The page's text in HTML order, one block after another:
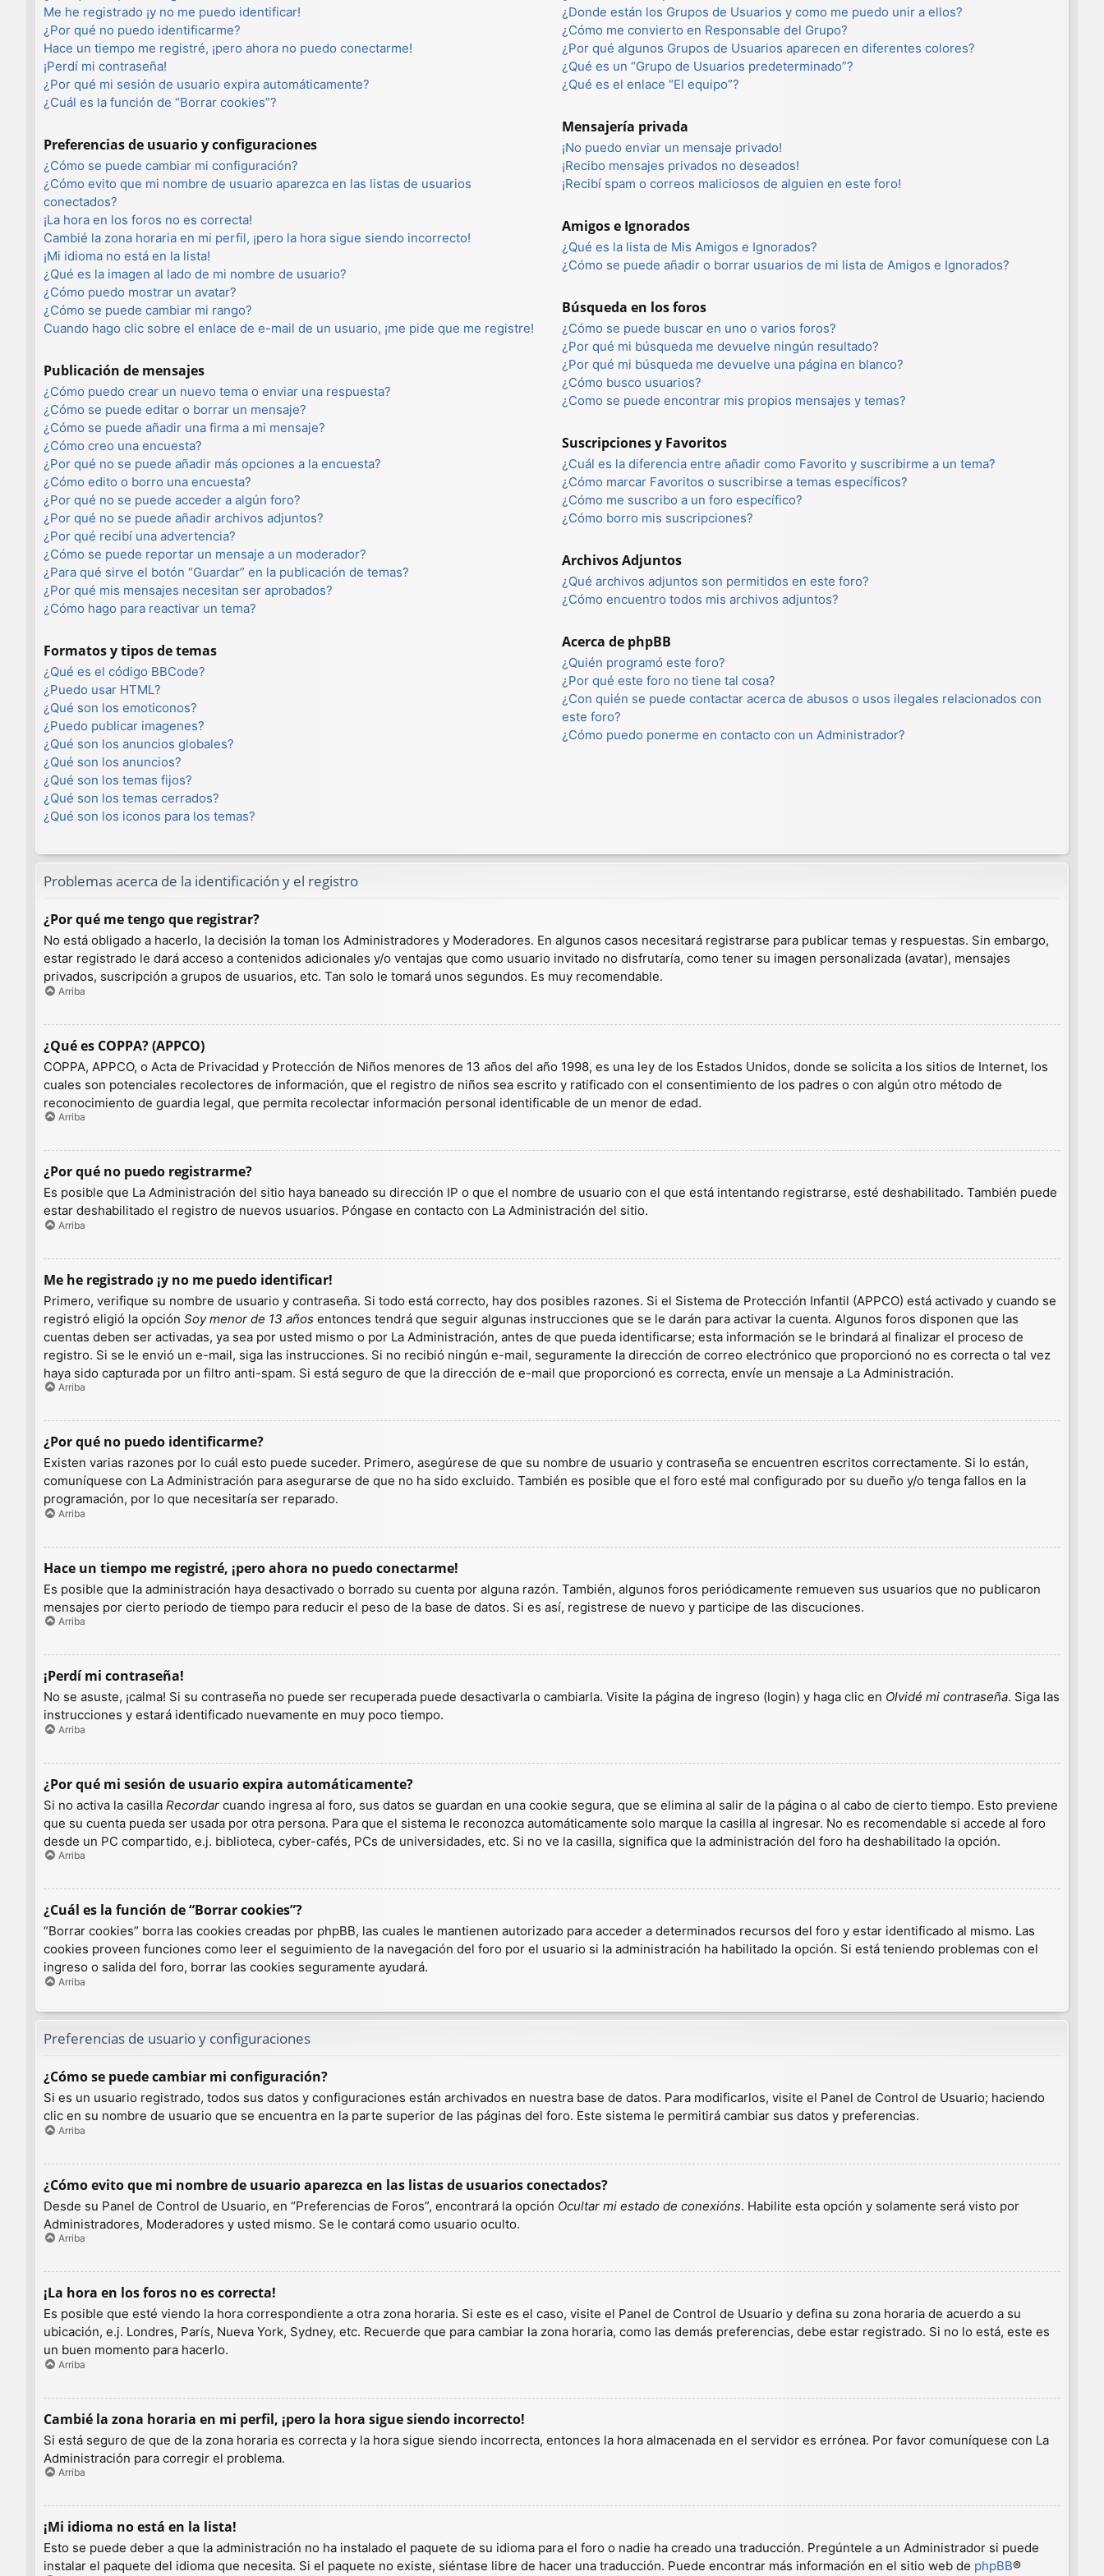
Me he registrado ¡y no me puedo identificar!
¿Por qué no puedo identificarme?
Hace un tiempo me registré, ¡pero ahora no puedo conectarme!
¡Perdí mi contraseña!
¿Por qué mi sesión de usuario expira automáticamente?
¿Cuál es la función de “Borrar cookies”?
Preferencias de usuario y configuraciones
¿Cómo se puede cambiar mi configuración?
¿Cómo evito que mi nombre de usuario aparezca en las listas de usuarios
conectados?
¡La hora en los foros no es correcta!
Cambié la zona horaria en mi perfil, ¡pero la hora sigue siendo incorrecto!
¡Mi idioma no está en la lista!
¿Qué es la imagen al lado de mi nombre de usuario?
¿Cómo puedo mostrar un avatar?
¿Cómo se puede cambiar mi rango?
Cuando hago clic sobre el enlace de e-mail de un usuario, ¡me pide que me registre!
Publicación de mensajes
¿Cómo puedo crear un nuevo tema o enviar una respuesta?
¿Cómo se puede editar o borrar un mensaje?
¿Cómo se puede añadir una firma a mi mensaje?
¿Cómo creo una encuesta?
¿Por qué no se puede añadir más opciones a la encuesta?
¿Cómo edito o borro una encuesta?
¿Por qué no se puede acceder a algún foro?
¿Por qué no se puede añadir archivos adjuntos?
¿Por qué recibí una advertencia?
¿Cómo se puede reportar un mensaje a un moderador?
¿Para qué sirve el botón “Guardar” en la publicación de temas?
¿Por qué mis mensajes necesitan ser aprobados?
¿Cómo hago para reactivar un tema?
Formatos y tipos de temas
¿Qué es el código BBCode?
¿Puedo usar HTML?
¿Qué son los emoticonos?
¿Puedo publicar imagenes?
¿Qué son los anuncios globales?
¿Qué son los anuncios?
¿Qué son los temas fijos?
¿Qué son los temas cerrados?
¿Qué son los iconos para los temas?
¿Donde están los Grupos de Usuarios y como me puedo unir a ellos?
¿Cómo me convierto en Responsable del Grupo?
¿Por qué algunos Grupos de Usuarios aparecen en diferentes colores?
¿Qué es un “Grupo de Usuarios predeterminado”?
¿Qué es el enlace “El equipo”?
Mensajería privada
¡No puedo enviar un mensaje privado!
¡Recibo mensajes privados no deseados!
¡Recibí spam o correos maliciosos de alguien en este foro!
Amigos e Ignorados
¿Qué es la lista de Mis Amigos e Ignorados?
¿Cómo se puede añadir o borrar usuarios de mi lista de Amigos e Ignorados?
Búsqueda en los foros
¿Cómo se puede buscar en uno o varios foros?
¿Por qué mi búsqueda me devuelve ningún resultado?
¿Por qué mi búsqueda me devuelve una página en blanco?
¿Cómo busco usuarios?
¿Como se puede encontrar mis propios mensajes y temas?
Suscripciones y Favoritos
¿Cuál es la diferencia entre añadir como Favorito y suscribirme a un tema?
¿Cómo marcar Favoritos o suscribirse a temas específicos?
¿Cómo me suscribo a un foro específico?
¿Cómo borro mis suscripciones?
Archivos Adjuntos
¿Qué archivos adjuntos son permitidos en este foro?
¿Cómo encuentro todos mis archivos adjuntos?
Acerca de phpBB
¿Quién programó este foro?
¿Por qué este foro no tiene tal cosa?
¿Con quién se puede contactar acerca de abusos o usos ilegales relacionados con
este foro?
¿Cómo puedo ponerme en contacto con un Administrador?
Problemas acerca de la identificación y el registro
¿Por qué me tengo que registrar?
No está obligado a hacerlo, la decisión la toman los Administradores y Moderadores. En algunos casos necesitará registrarse para publicar temas y respuestas. Sin embargo,
estar registrado le dará acceso a contenidos adicionales y/o ventajas que como usuario invitado no disfrutaría, como tener su imagen personalizada (avatar), mensajes
privados, suscripción a grupos de usuarios, etc. Tan solo le tomará unos segundos. Es muy recomendable.
Arriba
¿Qué es COPPA? (APPCO)
COPPA, APPCO, o Acta de Privacidad y Protección de Niños menores de 13 años del año 1998, es una ley de los Estados Unidos, donde se solicita a los sitios de Internet, los
cuales son potenciales recolectores de información, que el registro de niños sea escrito y ratificado con el consentimiento de los padres o con algún otro método de
reconocimiento de guardia legal, que permita recolectar información personal identificable de un menor de edad.
Arriba
¿Por qué no puedo registrarme?
Es posible que La Administración del sitio haya baneado su dirección IP o que el nombre de usuario con el que está intentando registrarse, esté deshabilitado. También puede
estar deshabilitado el registro de nuevos usuarios. Póngase en contacto con La Administración del sitio.
Arriba
Me he registrado ¡y no me puedo identificar!
Primero, verifique su nombre de usuario y contraseña. Si todo está correcto, hay dos posibles razones. Si el Sistema de Protección Infantil (APPCO) está activado y cuando se
registró eligió la opción Soy menor de 13 años entonces tendrá que seguir algunas instrucciones que se le darán para activar la cuenta. Algunos foros disponen que las
cuentas deben ser activadas, ya sea por usted mismo o por La Administración, antes de que pueda identificarse; esta información se le brindará al finalizar el proceso de
registro. Si se le envió un e-mail, siga las instrucciones. Si no recibió ningún e-mail, seguramente la dirección de correo electrónico que proporcionó no es correcta o tal vez
haya sido capturada por un filtro anti-spam. Si está seguro de que la dirección de e-mail que proporcionó es correcta, envíe un mensaje a La Administración.
Arriba
¿Por qué no puedo identificarme?
Existen varias razones por lo cuál esto puede suceder. Primero, asegúrese de que su nombre de usuario y contraseña se encuentren escritos correctamente. Si lo están,
comuníquese con La Administración para asegurarse de que no ha sido excluido. También es posible que el foro esté mal configurado por su dueño y/o tenga fallos en la
programación, por lo que necesitaría ser reparado.
Arriba
Hace un tiempo me registré, ¡pero ahora no puedo conectarme!
Es posible que la administración haya desactivado o borrado su cuenta por alguna razón. También, algunos foros periódicamente remueven sus usuarios que no publicaron
mensajes por cierto periodo de tiempo para reducir el peso de la base de datos. Si es así, registrese de nuevo y participe de las discuciones.
Arriba
¡Perdí mi contraseña!
No se asuste, ¡calma! Si su contraseña no puede ser recuperada puede desactivarla o cambiarla. Visite la página de ingreso (login) y haga clic en Olvidé mi contraseña. Siga las
instrucciones y estará identificado nuevamente en muy poco tiempo.
Arriba
¿Por qué mi sesión de usuario expira automáticamente?
Si no activa la casilla Recordar cuando ingresa al foro, sus datos se guardan en una cookie segura, que se elimina al salir de la página o al cabo de cierto tiempo. Esto previene
que su cuenta pueda ser usada por otra persona. Para que el sistema le reconozca automáticamente solo marque la casilla al ingresar. No es recomendable si accede al foro
desde un PC compartido, e.j. biblioteca, cyber-cafés, PCs de universidades, etc. Si no ve la casilla, significa que la administración del foro ha deshabilitado la opción.
Arriba
¿Cuál es la función de “Borrar cookies”?
“Borrar cookies” borra las cookies creadas por phpBB, las cuales le mantienen autorizado para acceder a determinados recursos del foro y estar identificado al mismo. Las
cookies proveen funciones como leer el seguimiento de la navegación del foro por el usuario si la administración ha habilitado la opción. Si está teniendo problemas con el
ingreso o salida del foro, borrar las cookies seguramente ayudará.
Arriba
Preferencias de usuario y configuraciones
¿Cómo se puede cambiar mi configuración?
Si es un usuario registrado, todos sus datos y configuraciones están archivados en nuestra base de datos. Para modificarlos, visite el Panel de Control de Usuario; haciendo
clic en su nombre de usuario que se encuentra en la parte superior de las páginas del foro. Este sistema le permitirá cambiar sus datos y preferencias.
Arriba
¿Cómo evito que mi nombre de usuario aparezca en las listas de usuarios conectados?
Desde su Panel de Control de Usuario, en “Preferencias de Foros”, encontrará la opción Ocultar mi estado de conexións. Habilite esta opción y solamente será visto por
Administradores, Moderadores y usted mismo. Se le contará como usuario oculto.
Arriba
¡La hora en los foros no es correcta!
Es posible que esté viendo la hora correspondiente a otra zona horaria. Si este es el caso, visite el Panel de Control de Usuario y defina su zona horaria de acuerdo a su
ubicación, e.j. Londres, París, Nueva York, Sydney, etc. Recuerde que para cambiar la zona horaria, como las demás preferencias, debe estar registrado. Si no lo está, este es
un buen momento para hacerlo.
Arriba
Cambié la zona horaria en mi perfil, ¡pero la hora sigue siendo incorrecto!
Si está seguro de que de la zona horaria es correcta y la hora sigue siendo incorrecta, entonces la hora almacenada en el servidor es errónea. Por favor comuníquese con La
Administración para corregir el problema.
Arriba
¡Mi idioma no está en la lista!
Esto se puede deber a que la administración no ha instalado el paquete de su idioma para el foro o nadie ha creado una traducción. Pregúntele a un Administrador si puede
instalar el paquete del idioma que necesita. Si el paquete no existe, siéntase libre de hacer una traducción. Puede encontrar más información en el sitio web de phpBB®